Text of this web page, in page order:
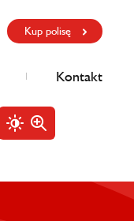
Kup polisę
Kontakt